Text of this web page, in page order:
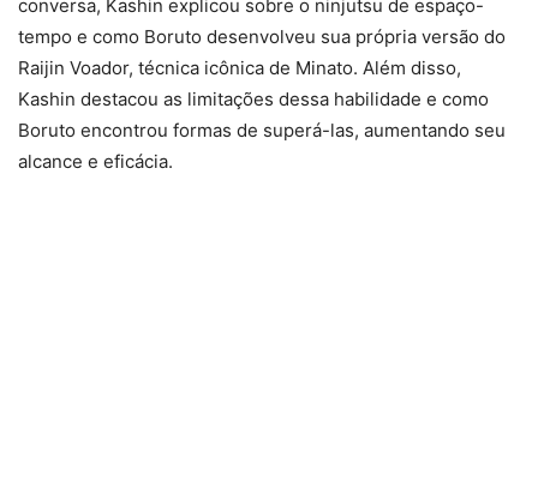
conversa, Kashin explicou sobre o ninjutsu de espaço-
tempo e como Boruto desenvolveu sua própria versão do
Raijin Voador, técnica icônica de Minato. Além disso,
Kashin destacou as limitações dessa habilidade e como
Boruto encontrou formas de superá-las, aumentando seu
alcance e eficácia.